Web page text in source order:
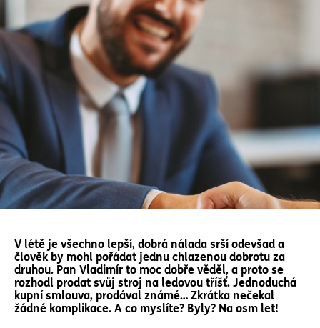
V létě je všechno lepší, dobrá nálada srší odevšad a
člověk by mohl pořádat jednu chlazenou dobrotu za
druhou. Pan Vladimír to moc dobře věděl, a proto se
rozhodl prodat svůj stroj na ledovou tříšť. Jednoduchá
kupní smlouva, prodával známé… Zkrátka nečekal
žádné komplikace. A co myslíte? Byly? Na osm let!